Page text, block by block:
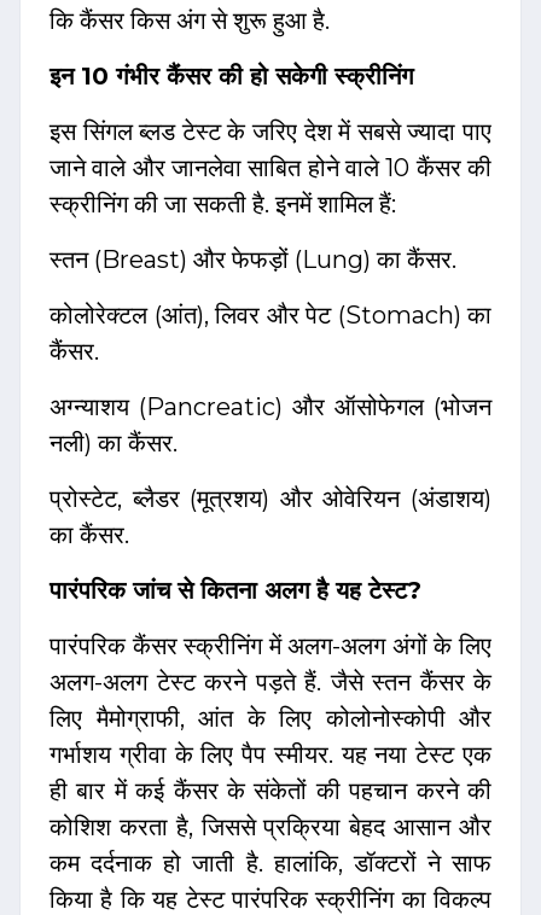
कि कैंसर किस अंग से शुरू हुआ है.
इन 10 गंभीर कैंसर की हो सकेगी स्क्रीनिंग
इस सिंगल ब्लड टेस्ट के जरिए देश में सबसे ज्यादा पाए
जाने वाले और जानलेवा साबित होने वाले 10 कैंसर की
स्क्रीनिंग की जा सकती है. इनमें शामिल हैं:
स्तन (Breast) और फेफड़ों (Lung) का कैंसर.
कोलोरेक्टल (आंत), लिवर और पेट (Stomach) का
कैंसर.
अग्न्याशय (Pancreatic) और ऑसोफेगल (भोजन
नली) का कैंसर.
प्रोस्टेट, ब्लैडर (मूत्रशय) और ओवेरियन (अंडाशय)
का कैंसर.
पारंपरिक जांच से कितना अलग है यह टेस्ट?
पारंपरिक कैंसर स्क्रीनिंग में अलग-अलग अंगों के लिए
अलग-अलग टेस्ट करने पड़ते हैं. जैसे स्तन कैंसर के
लिए मैमोग्राफी, आंत के लिए कोलोनोस्कोपी और
गर्भाशय ग्रीवा के लिए पैप स्मीयर. यह नया टेस्ट एक
ही बार में कई कैंसर के संकेतों की पहचान करने की
कोशिश करता है, जिससे प्रक्रिया बेहद आसान और
कम दर्दनाक हो जाती है. हालांकि, डॉक्टरों ने साफ
किया है कि यह टेस्ट पारंपरिक स्क्रीनिंग का विकल्प